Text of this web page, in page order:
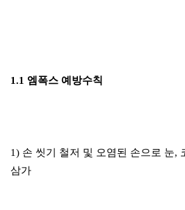
1.1 엠폭스 예방수칙
1) 손 씻기 철저 및 오염된 손으로 눈,
삼가